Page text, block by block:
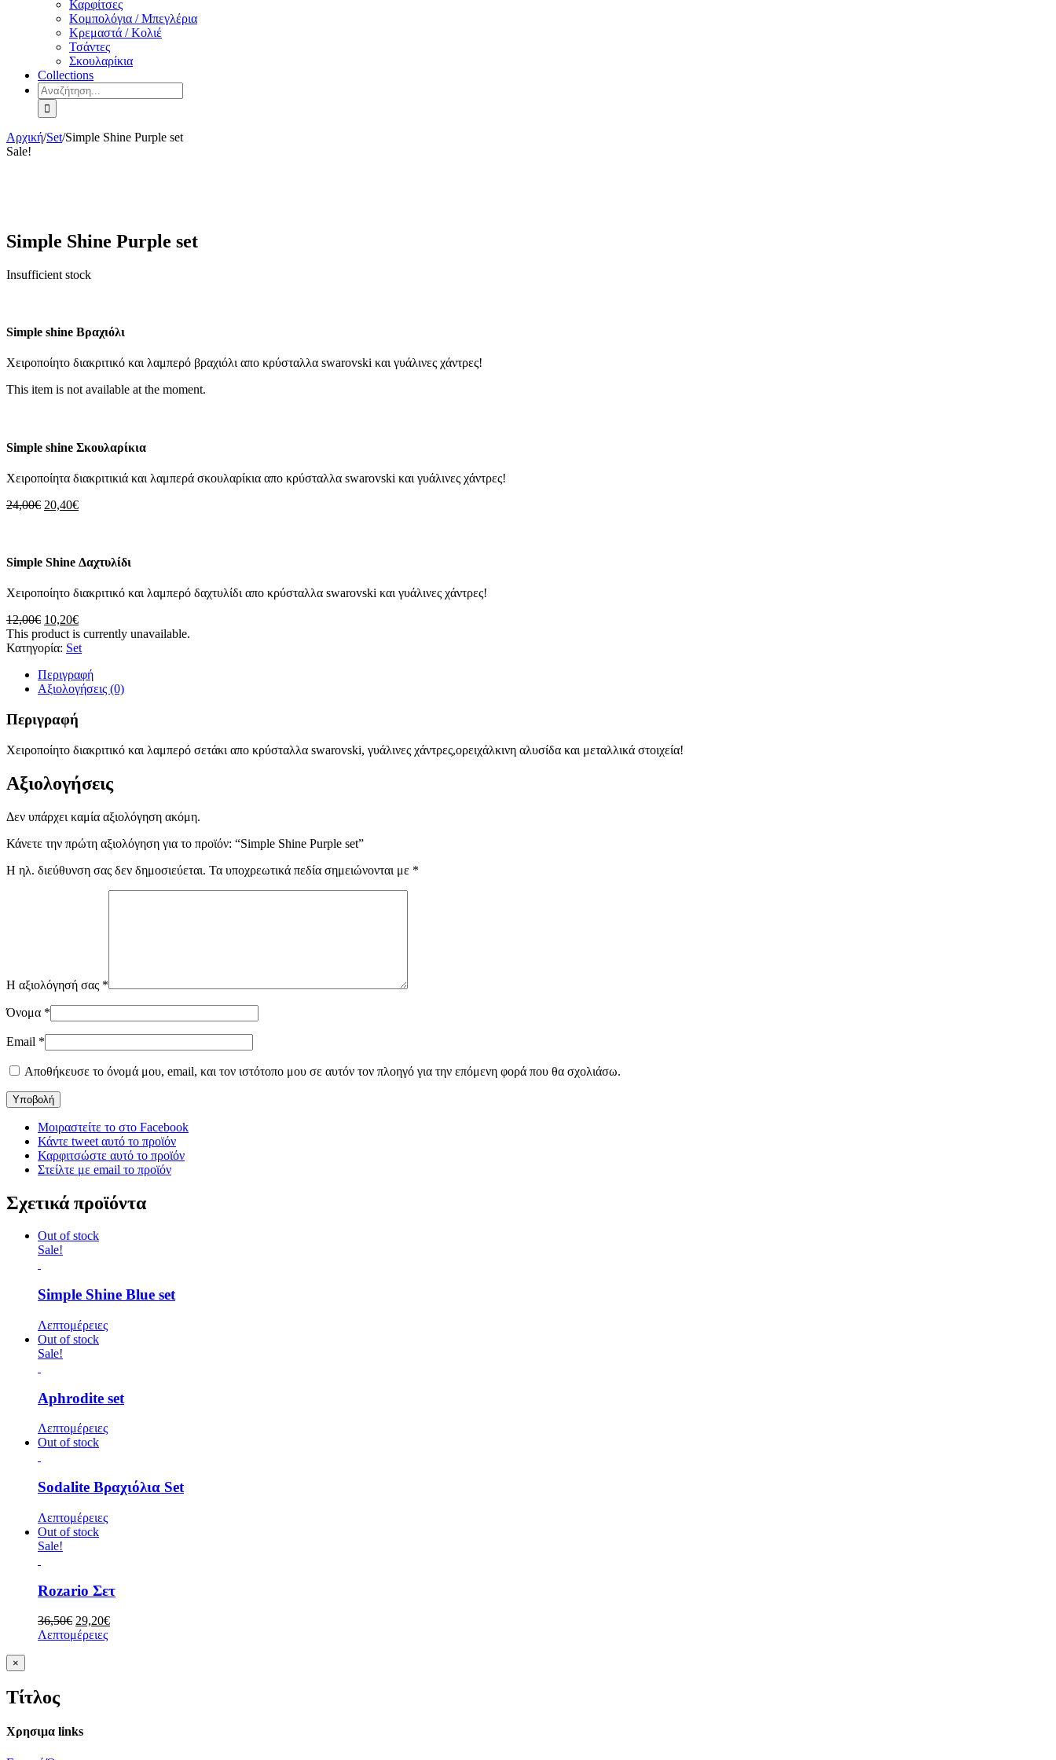
Καρφίτσες
Κομπολόγια / Μπεγλέρια
Κρεμαστά / Κολιέ
Τσάντες
Σκουλαρίκια
Collections
Αναζήτηση
για:
Αρχική/Set/Simple Shine Purple set
Sale!
Simple Shine Purple set
Insufficient stock
Simple shine Βραχιόλι
Χειροποίητο διακριτικό και λαμπερό βραχιόλι απο κρύσταλλα swarovski και γυάλινες χάντρες!
This item is not available at the moment.
Simple shine Σκουλαρίκια
Χειροποίητα διακριτικιά και λαμπερά σκουλαρίκια απο κρύσταλλα swarovski και γυάλινες χάντρες!
24,00€ Original
20,40€Η
20,40€.
Simple Shine Δαχτυλίδι
Χειροποίητο διακριτικό και λαμπερό δαχτυλίδι απο κρύσταλλα swarovski και γυάλινες χάντρες!
12,00€ Original
price
was:
10,20€Η
τρέχουσα
τιμή
10,20€.
This product is currently unavailable.
Κατηγορία: Set
Περιγραφή
Αξιολογήσεις (0)
Περιγραφή
Χειροποίητο διακριτικό και λαμπερό σετάκι απο κρύσταλλα swarovski, γυάλινες χάντρες,ορειχάλκινη αλυσίδα και μεταλλικά στοιχεία!
Αξιολογήσεις
Δεν υπάρχει καμία αξιολόγηση ακόμη.
Κάνετε την πρώτη αξιολόγηση για το προϊόν: “Simple Shine Purple set”
Η ηλ. διεύθυνση σας δεν δημοσιεύεται. Τα υποχρεωτικά πεδία σημειώνονται με *
Η αξιολόγησή σας *
Όνομα *
Email *
Αποθήκευσε το όνομά μου, email, και τον ιστότοπο μου σε αυτόν τον πλοηγό για την επόμενη φορά που θα σχολιάσω.
Μοιραστείτε το στο Facebook
Κάντε tweet αυτό το προϊόν
Καρφιτσώστε αυτό το προϊόν
Στείλτε με email το προϊόν
Σχετικά προϊόντα
Out of stock
Sale!
Simple Shine Blue set
Λεπτομέρειες
Out of stock
Sale!
Aphrodite set
Λεπτομέρειες
Out of stock
Sodalite Βραχιόλια Set
Λεπτομέρειες
Out of stock
Sale!
Rozario Σετ
36,50€ Original
price
29,20€Η
Λεπτομέρειες
Κλείσιμο
γρήγορης
προϊόντος
×
Τίτλος
Χρησιμα links